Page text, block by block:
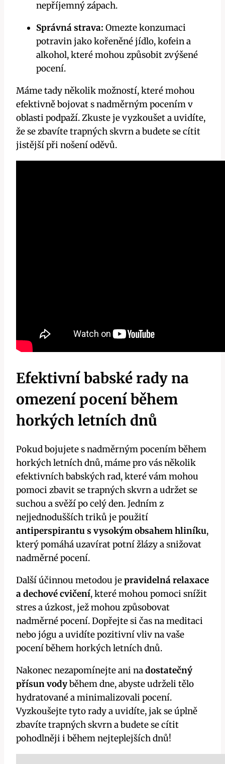
nepříjemný zápach.
Správná strava: Omezte konzumaci
potravin jako kořeněné jídlo, kofein a
alkohol, které mohou způsobit zvýšené
pocení.
Máme tady několik možností, které mohou
efektivně bojovat s nadměrným pocením v
oblasti podpaží. Zkuste je vyzkoušet a uvidíte,
že se zbavíte trapných skvrn a budete se cítit
jistější při nošení oděvů.
Efektivní babské rady na
omezení pocení během
horkých letních dnů
Pokud bojujete s nadměrným pocením během
horkých letních dnů, máme pro vás několik
efektivních babských rad, které vám mohou
pomoci zbavit se trapných skvrn a udržet se
suchou a svěží po celý den. Jedním z
nejjednodušších triků je použití
antiperspirantu s vysokým obsahem hliníku,
který pomáhá uzavírat potní žlázy a snižovat
nadměrné pocení.
Další účinnou metodou jepravidelná relaxace
a dechové cvičení, které mohou pomoci snížit
stres a úzkost, jež mohou způsobovat
nadměrné pocení. Dopřejte si čas na meditaci
nebo jógu a uvidíte pozitivní vliv na vaše
pocení během horkých letních dnů.
Nakonec nezapomínejte ani nadostatečný
přísun vodyběhem dne, abyste udrželi tělo
hydratované a minimalizovali pocení.
Vyzkoušejte tyto rady a uvidíte, jak se úplně
zbavíte trapných skvrn a budete se cítit
pohodlněji i během nejteplejších dnů!